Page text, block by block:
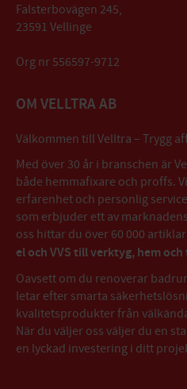
Falsterbovägen 245,
23591 Vellinge
Org nr 556597-9712
OM VELLTRA AB
Välkommen till Velltra – Trygg
Med över 30 år i branschen är
både hemmafixare och proffs.
erfarenhet och personlig
som erbjuder ett av
oss hittar du över 60 000
el och VVS till verktyg, hem
Oavsett om du renoverar
letar efter smarta
kvalitetsprodukter från
När du väljer oss väljer du en
en lyckad investering i ditt